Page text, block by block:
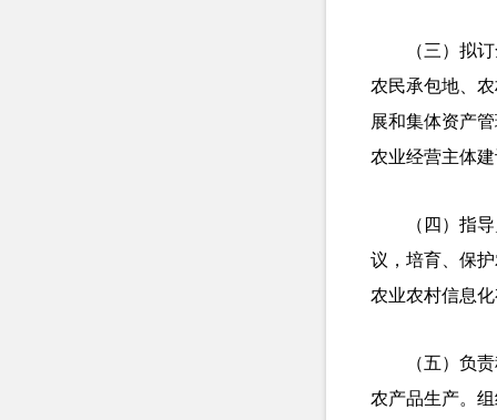
（三）拟
农民承包地、
展和集体资产
农业经营主体
（四）指
议，培育、保
农业农村信息
（五）负
农产品生产。